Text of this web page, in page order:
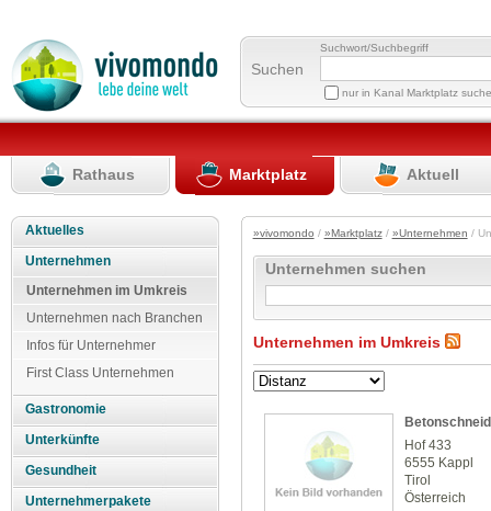
Suchen
Suchwort/Suchbegriff
nur in Kanal Marktplatz
Rathaus Marktplatz Aktuell
Aktuelles
Unternehmen
Unternehmen im Umkreis
Unternehmen nach Branchen
Infos für Unternehmer
First Class Unternehmen
Gastronomie
Unterkünfte
Gesundheit
Unternehmerpakete
»vivomondo / »Marktplatz/ »Unternehmen /
Unternehmen suchen
Unternehmen im Umkreis
Hof 433
6555 Kappl
Tirol
Österreich